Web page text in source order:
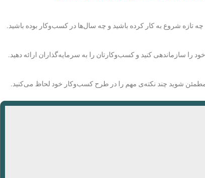
سازماندهی کنید و کسب‌وکارتان را به سرمایه‌گذاران ارائه دهید.
مطمئن شوید چند نکته‌ی مهم را در طرح کسب‌وکار خود لحاظ می‌کنید.